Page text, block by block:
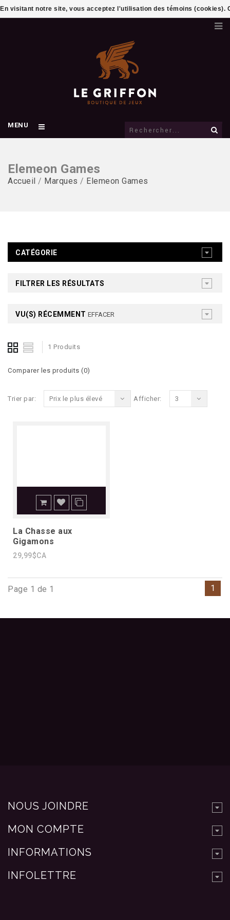
MENU
Elemeon Games
Accueil / Marques / Elemeon Games
CATÉGORIE
FILTRER LES RÉSULTATS
VU(S) RÉCEMMENT EFFACER
1 Produits
Comparer les produits (0)
Trier par: Prix le plus élevé Afficher: 3
La Chasse aux
Gigamons
29,99$CA
Page 1 de 1 1
NOUS JOINDRE
MON COMPTE
INFORMATIONS
INFOLETTRE
En visitant notre site, vous acceptez l'utilisation des témoins